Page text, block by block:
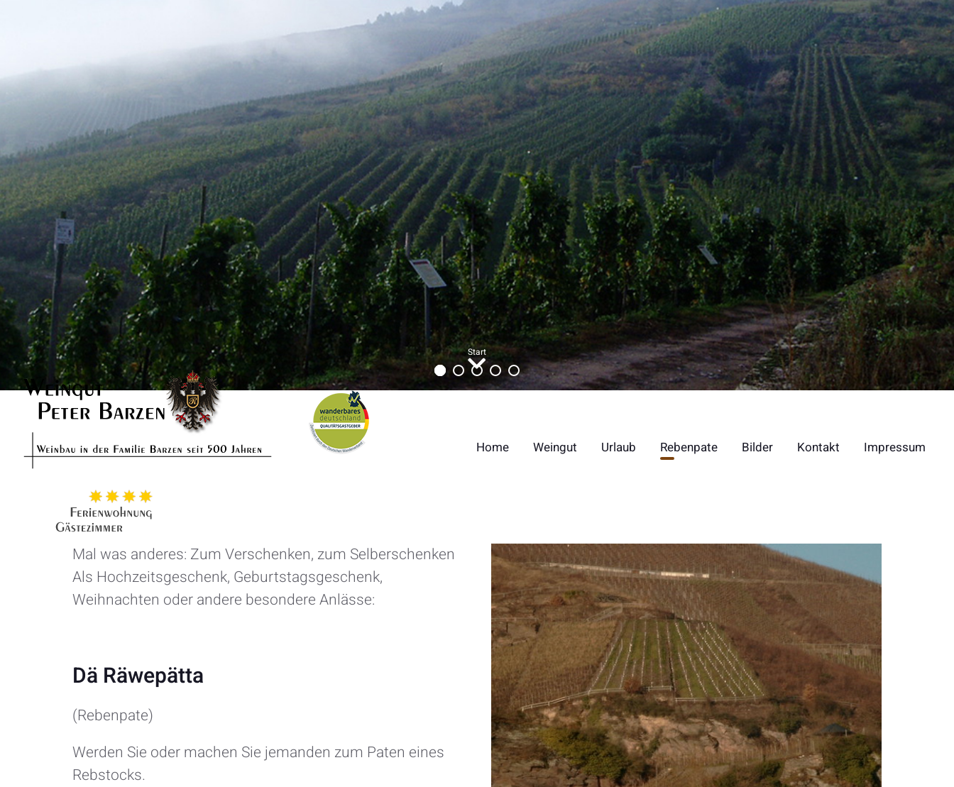
Start
Home Weingut Urlaub Rebenpate Bilder Kontakt Impressum
Mal was anderes: Zum Verschenken, zum Selberschenken
Als Hochzeitsgeschenk, Geburtstagsgeschenk,
Weihnachten oder andere besondere Anlässe:
Dä Räwepätta
(Rebenpate)
Werden Sie oder machen Sie jemanden zum Paten eines
Rebstocks.